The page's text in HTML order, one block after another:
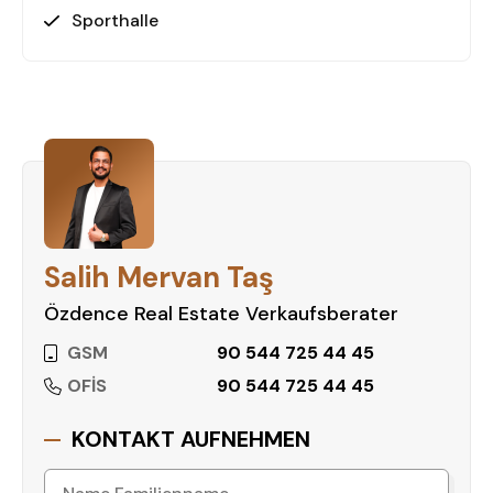
Sporthalle
Salih Mervan Taş
Özdence Real Estate Verkaufsberater
GSM
90 544 725 44 45
OFİS
90 544 725 44 45
KONTAKT AUFNEHMEN